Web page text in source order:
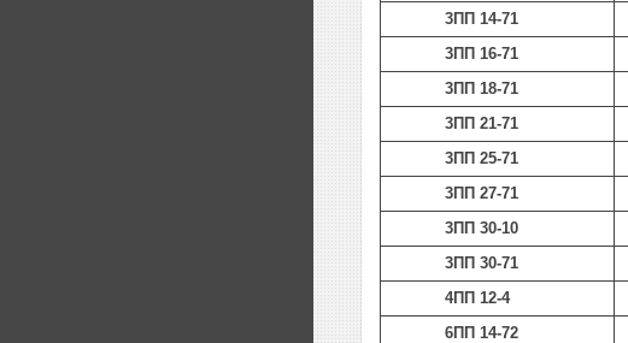
3ПП 14-71
3ПП 16-71
3ПП 18-71
3ПП 21-71
3ПП 25-71
3ПП 27-71
3ПП 30-10
3ПП 30-71
4ПП 12-4
6ПП 14-72